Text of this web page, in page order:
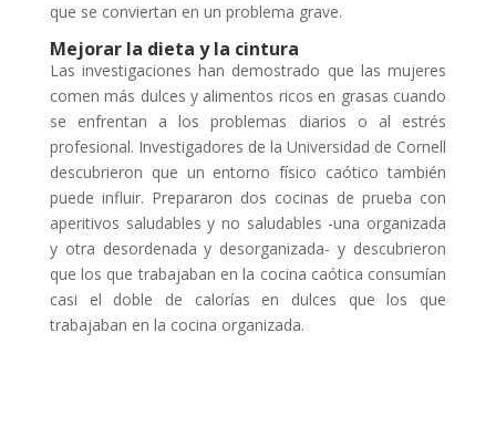
que se conviertan en un problema grave.
Mejorar la dieta y la cintura
Las investigaciones han demostrado que las mujeres
comen más dulces y alimentos ricos en grasas cuando
se enfrentan a los problemas diarios o al estrés
profesional. Investigadores de la Universidad de Cornell
descubrieron que un entorno físico caótico también
puede influir. Prepararon dos cocinas de prueba con
aperitivos saludables y no saludables -una organizada
y otra desordenada y desorganizada- y descubrieron
que los que trabajaban en la cocina caótica consumían
casi el doble de calorías en dulces que los que
trabajaban en la cocina organizada.